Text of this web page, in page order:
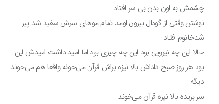
چشمش به اون بدن بی سر افتاد
نوشتن وقتی از گودال بیرون اومد تمام موهای سرش سفید شد پیر
شدخانوم افتاد
حالا این چه نیرویی بود این چه چیزی بود اما امید داشت امیدش این
بود هر روز صبح داداش بالا نیزه براش قرآن می‌خونه واقعا هم می‌خوند
دیگه
سر بریده بالا نیزه قرآن می‌خوند